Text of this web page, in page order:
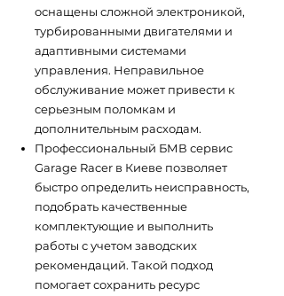
оснащены сложной электроникой,
турбированными двигателями и
адаптивными системами
управления. Неправильное
обслуживание может привести к
серьезным поломкам и
дополнительным расходам.
Профессиональный БМВ сервис
Garage Racer в Киеве позволяет
быстро определить неисправность,
подобрать качественные
комплектующие и выполнить
работы с учетом заводских
рекомендаций. Такой подход
помогает сохранить ресурс